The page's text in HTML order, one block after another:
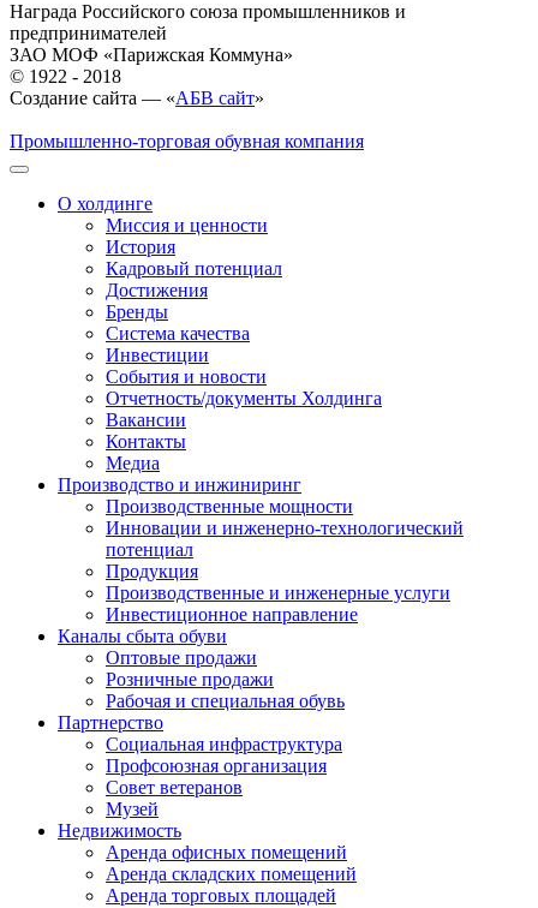
Награда Российского союза промышленников и
предпринимателей
ЗАО МОФ «Парижская Коммуна»
© 1922 - 2018
Создание сайта — «АБВ сайт»
Промышленно-торговая обувная компания
О холдинге
Миссия и ценности
История
Кадровый потенциал
Достижения
Бренды
Система качества
Инвестиции
События и новости
Отчетность/документы Холдинга
Вакансии
Контакты
Медиа
Производство и инжиниринг
Производственные мощности
Инновации и инженерно-технологический
потенциал
Продукция
Производственные и инженерные услуги
Инвестиционное направление
Каналы сбыта обуви
Оптовые продажи
Розничные продажи
Рабочая и специальная обувь
Партнерство
Социальная инфраструктура
Профсоюзная организация
Совет ветеранов
Музей
Недвижимость
Аренда офисных помещений
Аренда складских помещений
Аренда торговых площадей